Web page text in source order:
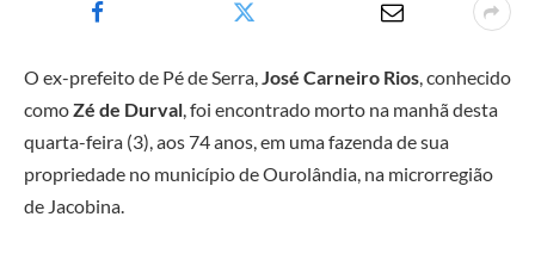
O ex-prefeito de Pé de Serra,José Carneiro Rios, conhecido
comoZé de Durval, foi encontrado morto na manhã desta
quarta-feira (3), aos 74 anos, em uma fazenda de sua
propriedade no município de Ourolândia, na microrregião
de Jacobina.